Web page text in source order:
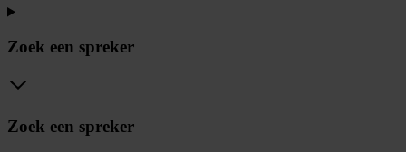
Zoek een spreker
Zoek een spreker